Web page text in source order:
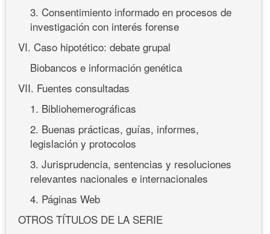
3. Consentimiento informado en procesos de
investigación con interés forense
VI. Caso hipotético: debate grupal
Biobancos e información genética
VII. Fuentes consultadas
1. Bibliohemerográficas
2. Buenas prácticas, guías, informes,
legislación y protocolos
3. Jurisprudencia, sentencias y resoluciones
relevantes nacionales e internacionales
4. Páginas Web
OTROS TÍTULOS DE LA SERIE